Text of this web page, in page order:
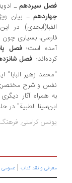
فصل سیردهمـ
چهاردهم ـ بیان
الفبا(ابجدی). در
فارسی، بسیاری چون
آمده است؛فصل
کرده‌اند؛ فصل
نفس و شرح مختصری
به همراه آثار
ابن‌سینا الطبیة" در
یونس کرامتی.
معرفی و نقد کتاب | عمومی